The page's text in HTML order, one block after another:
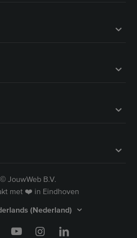
© JouwWeb B.V.
met ❤️ in Eindhoven
(Nederland)